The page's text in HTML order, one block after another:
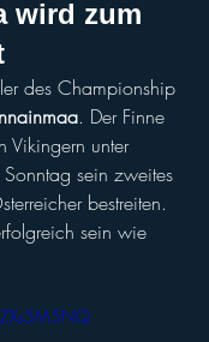
wird zum
des Championship
. Der Finne
Vikingern unter
sein zweites
bestreiten.
sein wie